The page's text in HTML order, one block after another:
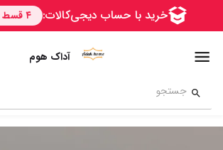
آداک هوم